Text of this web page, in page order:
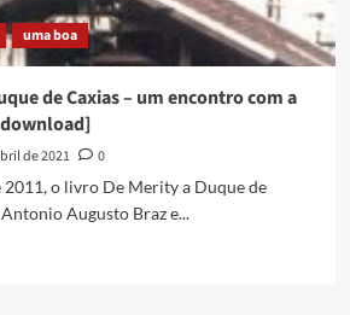
uma boa
de Caxias – um encontro com a
de 2021
0
2011, o livro De Merity a Duque de
Augusto Braz e...